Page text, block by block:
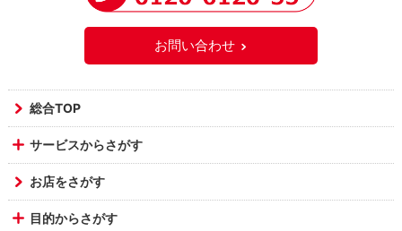
お問い合わせ
総合TOP
サービスからさがす
お店をさがす
目的からさがす